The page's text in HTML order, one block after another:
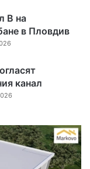
B на
в Пловдив
канал